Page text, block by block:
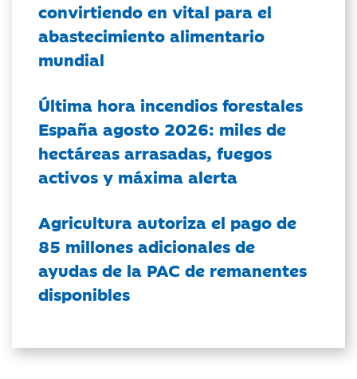
convirtiendo en vital para el
abastecimiento alimentario
mundial
Última hora incendios forestales
España agosto 2026: miles de
hectáreas arrasadas, fuegos
activos y máxima alerta
Agricultura autoriza el pago de
85 millones adicionales de
ayudas de la PAC de remanentes
disponibles